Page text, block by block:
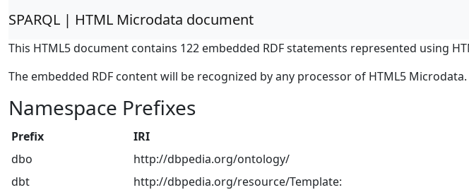
SPARQL | HTML Microdata document
This HTML5 document contains 122 embedded RDF statements represented using
The embedded RDF content will be recognized by any processor of HTML5 Microdata.
Namespace Prefixes
Prefix
IRI
dbo
http://dbpedia.org/ontology/
dbt
http://dbpedia.org/resource/Template: